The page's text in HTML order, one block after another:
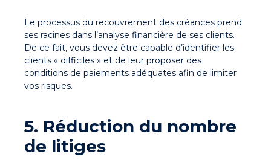
Le processus du recouvrement des créances prend
ses racines dans l’analyse financière de ses clients.
De ce fait, vous devez être capable d’identifier les
clients « difficiles » et de leur proposer des
conditions de paiements adéquates afin de limiter
vos risques.
5. Réduction du nombre
de litiges